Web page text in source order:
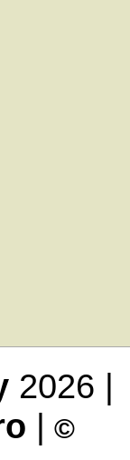
2026 |
| ©